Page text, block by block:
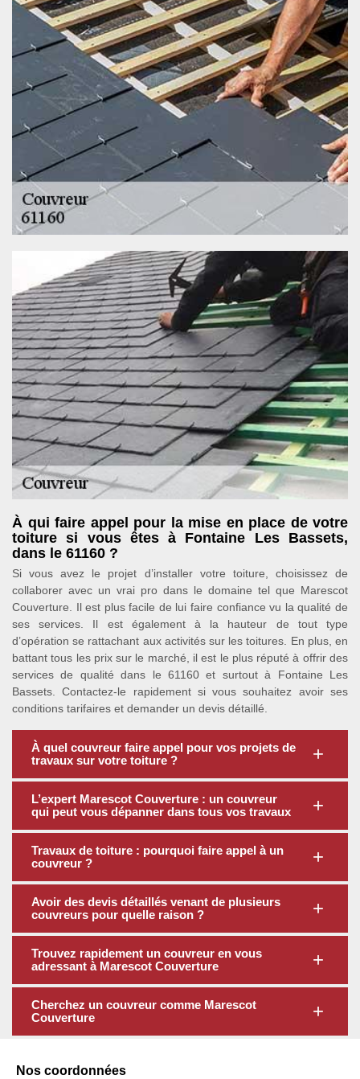
À qui faire appel pour la mise en place de votre
toiture si vous êtes à Fontaine Les Bassets,
dans le 61160 ?
Si vous avez le projet d’installer votre toiture, choisissez de
collaborer avec un vrai pro dans le domaine tel que Marescot
Couverture. Il est plus facile de lui faire confiance vu la qualité de
ses services. Il est également à la hauteur de tout type
d’opération se rattachant aux activités sur les toitures. En plus, en
battant tous les prix sur le marché, il est le plus réputé à offrir des
services de qualité dans le 61160 et surtout à Fontaine Les
Bassets. Contactez-le rapidement si vous souhaitez avoir ses
conditions tarifaires et demander un devis détaillé.
À quel couvreur faire appel pour vos projets de
travaux sur votre toiture ?
L’expert Marescot Couverture : un couvreur
qui peut vous dépanner dans tous vos travaux
Travaux de toiture : pourquoi faire appel à un
couvreur ?
Avoir des devis détaillés venant de plusieurs
couvreurs pour quelle raison ?
Trouvez rapidement un couvreur en vous
adressant à Marescot Couverture
Cherchez un couvreur comme Marescot
Couverture
Nos coordonnées